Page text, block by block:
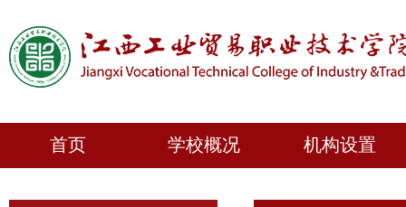
首页 学校概况 机构设置